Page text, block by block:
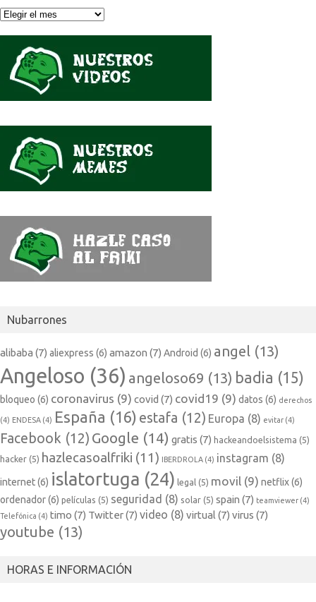
Lo
Nubarrones
alibaba (7) aliexpress (6) amazon (7) Android (6) angel (13)
Angeloso (36) angeloso69 (13) badia (15)
bloqueo (6) coronavirus (9) covid (7) covid19 (9) datos (6) derechos
(4) ENDESA (4) España (16) estafa (12) Europa (8) evitar (4)
Facebook (12) Google (14) gratis (7) hackeandoelsistema (5)
hacker (5) hazlecasoalfriki (11) IBERDROLA (4) instagram (8)
internet(6) islatortuga (24) legal (5) movil (9) netflix(6)
ordenador(6) películas (5) seguridad (8) solar (5) spain (7) teamviewer (4)
Telefónica (4) timo (7) Twitter(7) video (8) virtual (7) virus (7)
youtube (13)
HORAS E INFORMACIÓN